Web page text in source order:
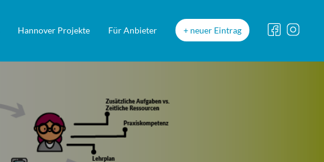
Hannover Projekte Für Anbieter neuer Eintrag